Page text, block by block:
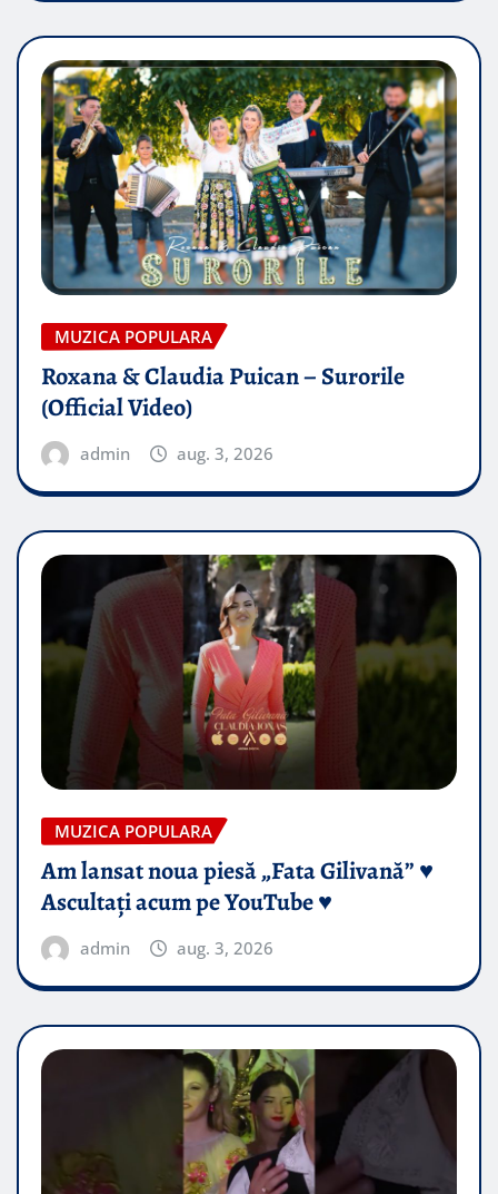
MUZICA POPULARA
Roxana & Claudia Puican – Surorile
(Official Video)
admin aug. 3, 2026
MUZICA POPULARA
Am lansat noua piesă „Fata Gilivană” ♥️
Ascultați acum pe YouTube ♥️
admin aug. 3, 2026